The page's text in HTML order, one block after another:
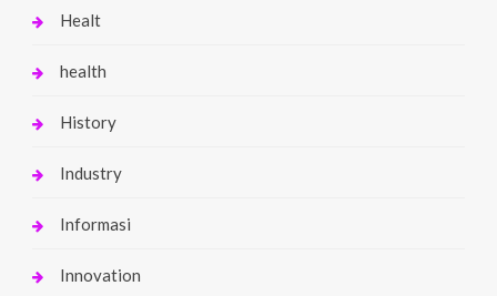
Healt
health
History
Industry
Informasi
Innovation